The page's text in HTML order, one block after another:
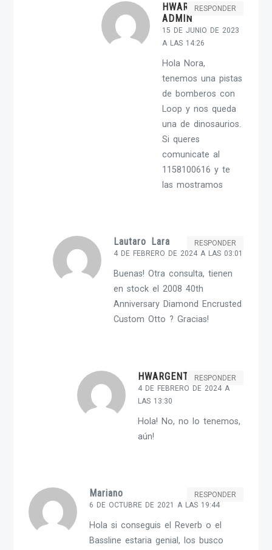
HWARGENT-
ADMIN
15 DE JUNIO DE 2023
A LAS 14:26
RESPONDER
Hola Nora,
tenemos una pistas
de bomberos con
Loop y nos queda
una de dinosaurios.
Si queres
comunicate al
1158100616 y te
las mostramos
Lautaro Lara
4 DE FEBRERO DE 2024 A LAS 03:01
RESPONDER
Buenas! Otra consulta, tienen
en stock el 2008 40th
Anniversary Diamond Encrusted
Custom Otto ? Gracias!
HWARGENT-ADMIN
4 DE FEBRERO DE 2024 A
LAS 13:30
RESPONDER
Hola! No, no lo tenemos,
aún!
Mariano
6 DE OCTUBRE DE 2021 A LAS 19:44
RESPONDER
Hola si conseguis el Reverb o el
Bassline estaria genial, los busco